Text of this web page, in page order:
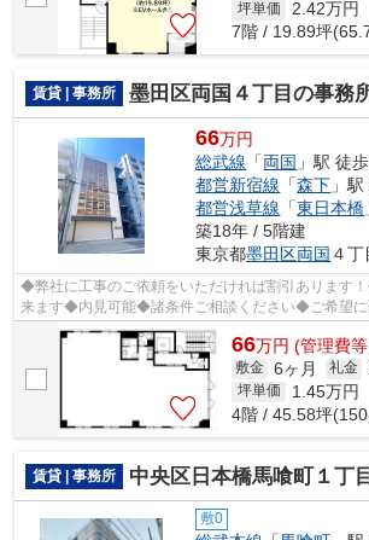
坪単価 2.42万円
7階 / 19.89坪
賃貸 | 事務所 墨田区両国４丁目の事務
66万円
総武線 「両国 」駅 徒
都営新宿線 「森下 」
都営浅草線 「東日本橋
築18年 / 5階建
東京都墨田区両国 ４丁
◆弊社に工事のご依頼をいただければ割引あります
来ます◆内見可能◆諸条件ご相談ください◆ご希望に
可能です◆業種・ご希望条件等お気軽にお問...
66万円 (管理費
敷金 6ヶ月 礼金
坪単価 1.45万円
4階 / 45.58坪
賃貸 | 事務所 中央区日本橋馬喰町１丁
敷0